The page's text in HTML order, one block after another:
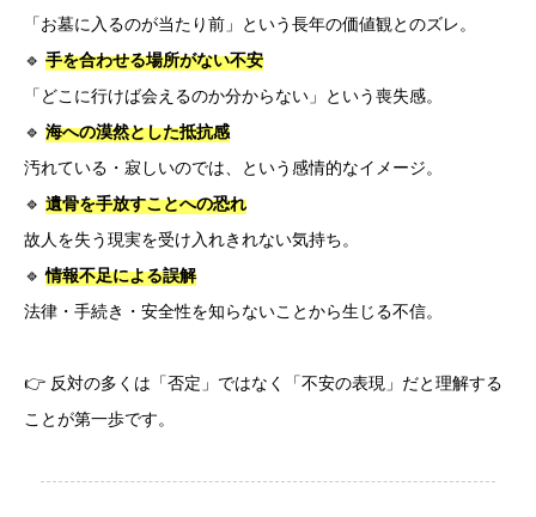
「お墓に入るのが当たり前」という長年の価値観とのズレ。
🔹 手を合わせる場所がない不安
「どこに行けば会えるのか分からない」という喪失感。
🔹 海への漠然とした抵抗感
汚れている・寂しいのでは、という感情的なイメージ。
🔹 遺骨を手放すことへの恐れ
故人を失う現実を受け入れきれない気持ち。
🔹情報不足による誤解
法律・手続き・安全性を知らないことから生じる不信。
👉 反対の多くは「否定」ではなく「不安の表現」だと理解する
ことが第一歩です。